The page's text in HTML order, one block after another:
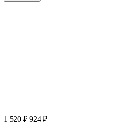
1 520 ₽ 924 ₽